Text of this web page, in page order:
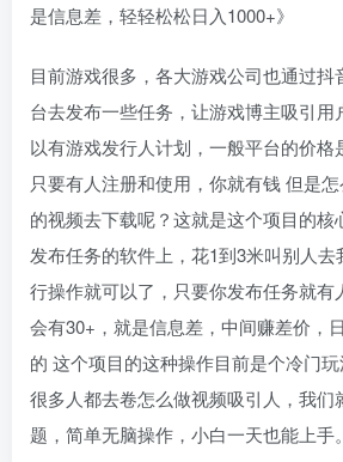
是信息差，轻轻松松日入1000+》
目前游戏很多，各大游戏公司也通过
台去发布一些任务，让游戏博主吸引用
以有游戏发行人计划，一般平台的价格
只要有人注册和使用，你就有钱 但是
的视频去下载呢？这就是这个项目的核
发布任务的软件上，花1到3米叫别人
行操作就可以了，只要你发布任务就有
会有30+，就是信息差，中间赚差价，
的 这个项目的这种操作目前是个冷门玩
很多人都去卷怎么做视频吸引人，我们
题，简单无脑操作，小白一天也能上手。